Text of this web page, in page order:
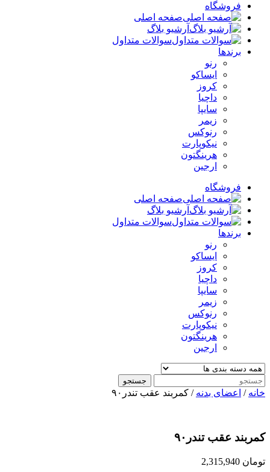
فروشگاه
صفحه اصلی
آرشیو بلاگ
سوالات متداول
برندها
رنو
ایساکو
کروز
داچیا
سایپا
زیمر
رنوکس
نیکوپارت
هرینگتون
ارجین
فروشگاه
صفحه اصلی
آرشیو بلاگ
سوالات متداول
برندها
رنو
ایساکو
کروز
داچیا
سایپا
زیمر
رنوکس
نیکوپارت
هرینگتون
ارجین
جستجو
خانه / اعضای بدنه / کمربند عقب تندر۹۰
کمربند عقب تندر۹۰
تومان